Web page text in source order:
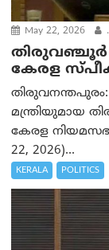
May 22, 2026 .
തിരുവഞ്ചൂർ
കേരള
മന്ത്രിയുമായ
കേരള
22, 2026)...
KERALA POLITICS